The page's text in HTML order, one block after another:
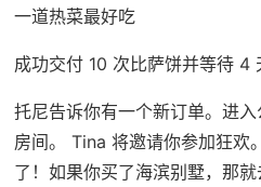
一道热菜最好吃
成功交付 10 次比萨饼并等待 4
托尼告诉你有一个新订单。进
房间。 Tina 将邀请你参加狂欢
了！如果你买了海滨别墅，那